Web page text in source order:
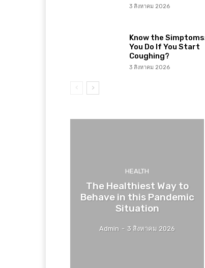
3 สิงหาคม 2026
Know the
You Do If You Start
Coughing?
3 สิงหาคม 2026
HEALTH
The Healthiest Way to
Behave in this Pandemic
Situation
Admin - 3 สิงหาคม 2026